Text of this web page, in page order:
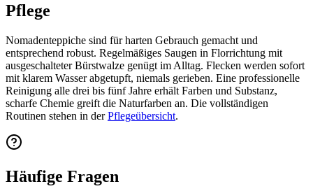
Pflege
Nomadenteppiche sind für harten Gebrauch gemacht und
entsprechend robust. Regelmäßiges Saugen in Florrichtung mit
ausgeschalteter Bürstwalze genügt im Alltag. Flecken werden sofort
mit klarem Wasser abgetupft, niemals gerieben. Eine professionelle
Reinigung alle drei bis fünf Jahre erhält Farben und Substanz,
scharfe Chemie greift die Naturfarben an. Die vollständigen
Routinen stehen in derPflegeübersicht.
Häufige Fragen